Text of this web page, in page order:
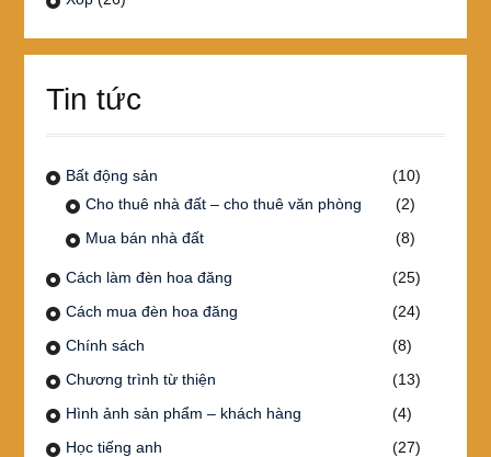
Tin tức
Bất động sản
(10)
Cho thuê nhà đất – cho thuê văn phòng
(2)
Mua bán nhà đất
(8)
Cách làm đèn hoa đăng
(25)
Cách mua đèn hoa đăng
(24)
Chính sách
(8)
Chương trình từ thiện
(13)
Hình ảnh sản phẩm – khách hàng
(4)
Học tiếng anh
(27)